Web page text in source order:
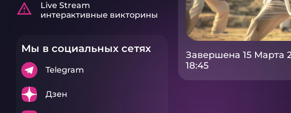
warning_amber
Live Stream
интерактивные викторины
Мы в социальных сетях
Telegram
Дзен
Завершена 15 Марта
18:45